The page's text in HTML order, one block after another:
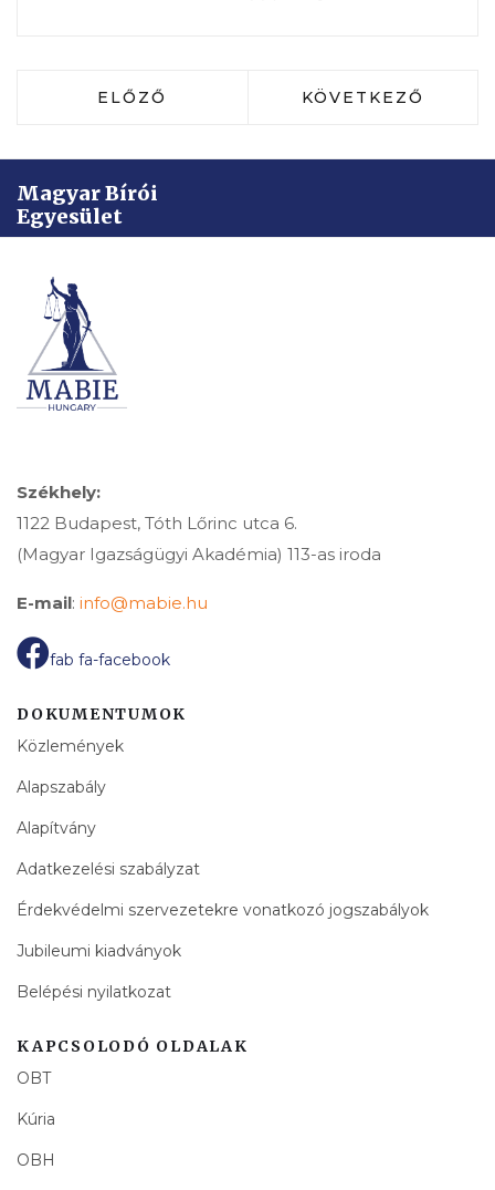
ELŐZŐ CIKK: GÓLYA ADRIENN -
ELŐZŐ KÖVETKEZŐ
KÖVETKEZŐ
Magyar Bírói
Egyesület
Székhely:
1122 Budapest, Tóth Lőrinc utca 6.
(Magyar Igazságügyi Akadémia) 113-as iroda
E-mail: info@mabie.hu
fab fa-facebook
DOKUMENTUMOK
Közlemények
Alapszabály
Alapítvány
Adatkezelési szabályzat
Érdekvédelmi szervezetekre vonatkozó jogszabályok
Jubileumi kiadványok
Belépési nyilatkozat
KAPCSOLODÓ OLDALAK
OBT
Kúria
OBH